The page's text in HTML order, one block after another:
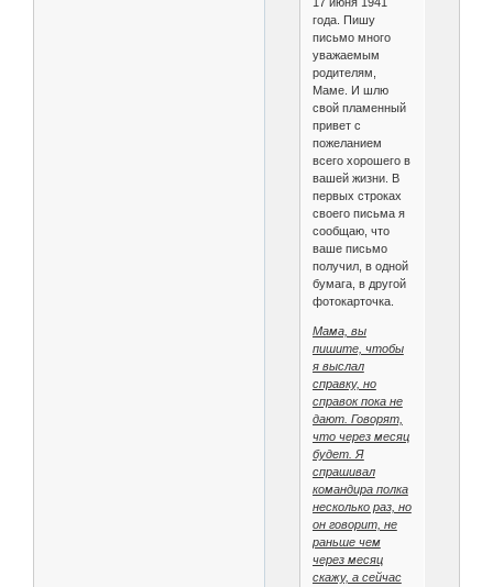
года. Пишу
письмо много
уважаемым
родителям,
Маме. И шлю
свой пламенный
привет с
пожеланием
всего хорошего в
вашей жизни. В
первых строках
своего письма я
сообщаю, что
ваше письмо
получил, в одной
бумага, в другой
фотокарточка.
Мама, вы
пишите, чтобы
я выслал
справку, но
справок пока не
дают. Говорят,
что через месяц
будет. Я
спрашивал
командира полка
несколько раз, но
он говорит, не
раньше чем
через месяц
скажу, а сейчас